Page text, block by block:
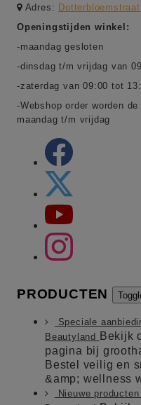
Adres:
Openingstijden winkel:
-maandag gesloten
-dinsdag t/m vrijdag van
-zaterdag van 09:00 tot
-Webshop order worden
maandag t/m vrijdag
PRODUCTEN
Speciale
Beautyland
Bekijk
pagina bij
Bestel veilig en
&amp; wellness
Nieuwe